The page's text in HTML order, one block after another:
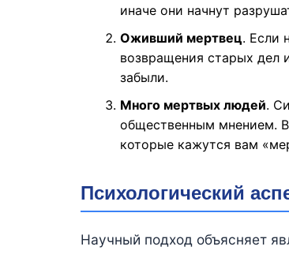
иначе они начнут
Оживший мертвец. Если
возвращения старых дел
забыли.
Много мертвых людей.
общественным мнением.
которые кажутся вам
Психологический
Научный подход объясняет